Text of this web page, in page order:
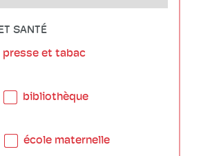
SANTÉ
presse et tabac
bibliothèque
école maternelle